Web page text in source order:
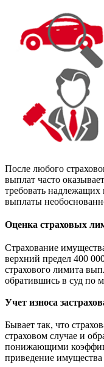
После любого
выплат часто
требовать
выплаты
Оценка страховых
Страхование
верхний предел 400
страхового лимита
обратившись в суд по
Учет износа
Бывает так, что
страховом случае и
понижающими
приведение